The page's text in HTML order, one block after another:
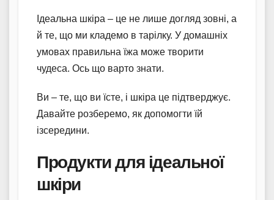
Ідеальна шкіра – це не лише догляд зовні, а
й те, що ми кладемо в тарілку. У домашніх
умовах правильна їжа може творити
чудеса. Ось що варто знати.
Ви – те, що ви їсте, і шкіра це підтверджує.
Давайте розберемо, як допомогти їй
ізсередини.
Продукти для ідеальної
шкіри